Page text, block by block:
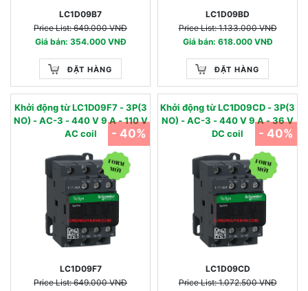
LC1D09B7
Price List: 649.000 VNĐ
Giá bán: 354.000 VNĐ
ĐẶT HÀNG
LC1D09BD
Price List: 1.133.000 VNĐ
Giá bán: 618.000 VNĐ
ĐẶT HÀNG
Khởi động từ LC1D09F7 - 3P(3
NO) - AC-3 - 440 V 9 A - 110 V
AC coil
LC1D09F7
Price List: 649.000 VNĐ
- 40%
Khởi động từ LC1D09CD - 3P(3
NO) - AC-3 - 440 V 9 A - 36 V
DC coil
LC1D09CD
Price List: 1.072.500 VNĐ
- 40%